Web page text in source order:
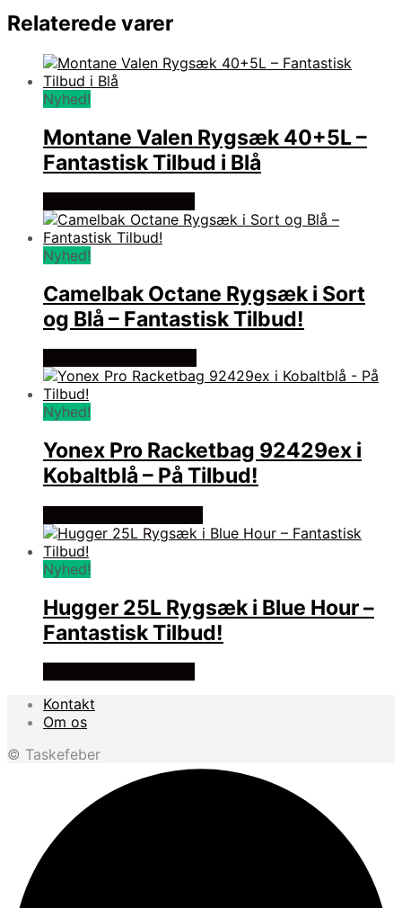
Relaterede varer
Nyhed!
Montane Valen Rygsæk 40+5L –
Fantastisk Tilbud i Blå
Nyhed!
Camelbak Octane Rygsæk i Sort
og Blå – Fantastisk Tilbud!
Nyhed!
Yonex Pro Racketbag 92429ex i
Kobaltblå – På Tilbud!
Nyhed!
Hugger 25L Rygsæk i Blue Hour –
Fantastisk Tilbud!
Kontakt
Om os
© Taskefeber